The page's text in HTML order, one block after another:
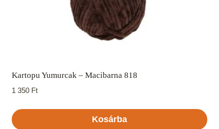
Kartopu Yumurcak – Macibarna 818
1 350 Ft
Kosárba